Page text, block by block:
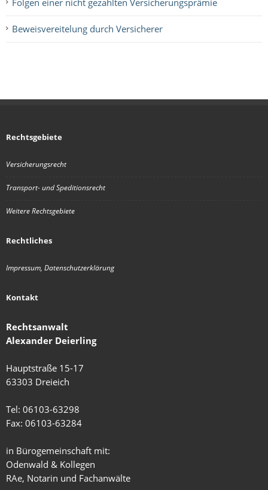
Folgen einer nicht gezahlten Versicherungsprämie
Beweisvereitelung durch Versicherer
Rechtsgebiete
Versicherungsrecht
Transport- und Speditionsrecht
Weitere Rechtsgebiete
Rechtliches
Impressum, Datenschutzerklärung
Kontakt
Rechtsanwalt
Alexander Deierling
Hauptstraße 15-17
63303 Dreieich
Tel: 06103-63298
Fax: 06103-63284
in Bürogemeinschaft mit:
Odenwald & Kollegen
RAe, Notarin und Fachanwälte